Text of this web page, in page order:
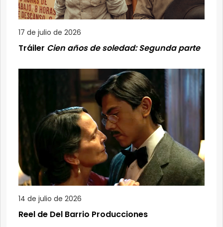
17 de julio de 2026
Tráiler Cien años de soledad: Segunda parte
14 de julio de 2026
Reel de Del Barrio Producciones